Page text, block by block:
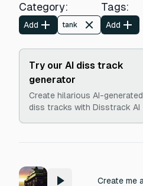
Category:
Add tank
Tags:
Add
Try our AI diss track
generator
Create hilarious AI-generated
diss tracks with Disstrack AI